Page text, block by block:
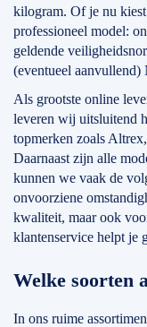
kilogram. Of je nu
professioneel model:
geldende
(eventueel
Als grootste online
leveren wij uitsluitend
topmerken zoals
Daarnaast zijn alle
kunnen we vaak de
onvoorziene
kwaliteit, maar ook
klantenservice helpt je
Welke soorten
In ons ruime